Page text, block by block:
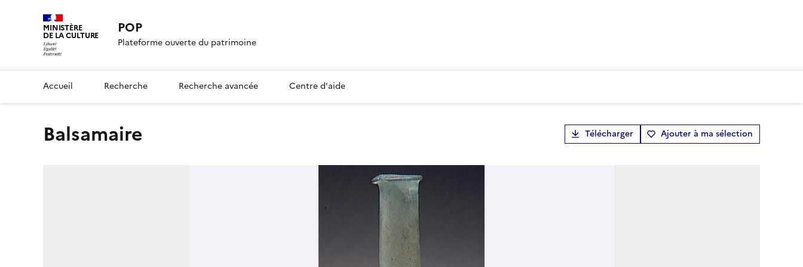
MINISTÈRE
DE LA CULTURE POP
Plateforme ouverte du patrimoine
Accueil Recherche Recherche avancée Centre d'aide
balsamaire Télécharger Ajouter à ma sélection